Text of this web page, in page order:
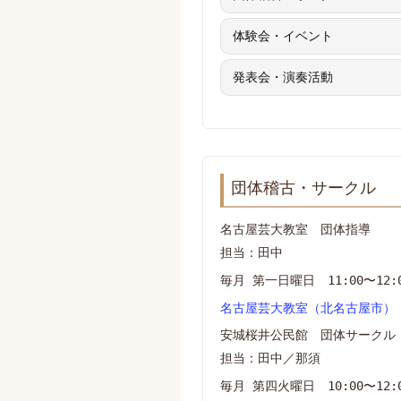
体験会・イベント
発表会・演奏活動
団体稽古・サークル
名古屋芸大教室 団体指導
担当：田中
毎月 第一日曜日 11:00〜
名古屋芸大教室（北名古屋市）
安城桜井公民館 団体サークル
担当：田中／那須
毎月 第四火曜日 10:00〜